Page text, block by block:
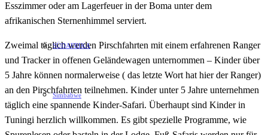
SÜDAFRIKA
Simbabwe
Esszimmer oder am Lagerfeuer in der Boma unter dem
afrikanischen Sternenhimmel serviert.
Zweimal täglich werden Pirschfahrten mit einem erfahrenen Ranger
und Tracker in offenen Geländewagen unternommen – Kinder über
5 Jahre können normalerweise ( das letzte Wort hat hier der Ranger)
an den Pirschfahrten teilnehmen. Kinder unter 5 Jahre unternehmen
täglich eine spannende Kinder-Safari. Überhaupt sind Kinder in
Tuningi herzlich willkommen. Es gibt spezielle Programme, wie